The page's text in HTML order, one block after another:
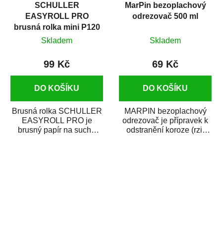
SCHULLER
EASYROLL PRO
brusná rolka mini P120
Skladem
99 Kč
DO KOŠÍKU
Brusná rolka SCHULLER
EASYROLL PRO je
brusný papír na suché
MarPin bezoplachový
odrezovač 500 ml
Skladem
69 Kč
DO KOŠÍKU
MARPIN bezoplachový
odrezovač je přípravek k
odstranění koroze (rzi)